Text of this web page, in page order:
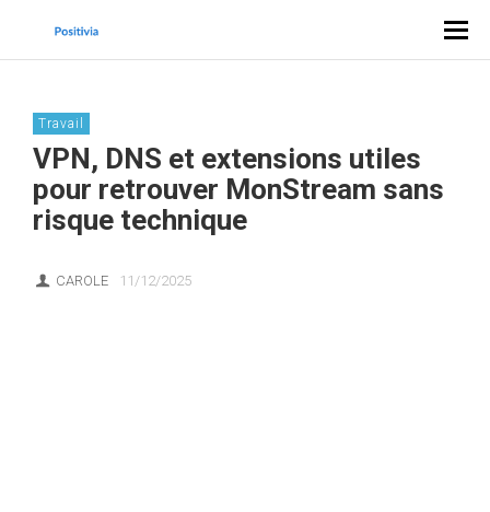
Travail
VPN, DNS et extensions utiles
pour retrouver MonStream sans
risque technique
CAROLE 11/12/2025